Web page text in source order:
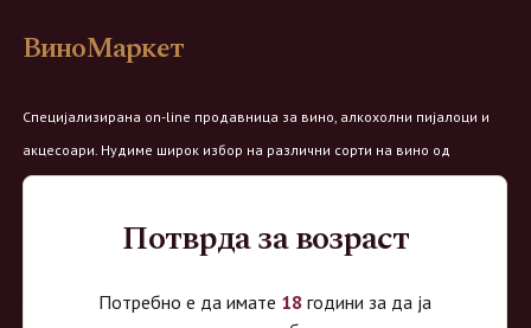
ВиноМаркет
Специјализирана on-line продавница за вино, алкохолни пијалоци и
акцесоари. Нудиме широк избор на различни сорти на вино од
домашните винарии, со избор на преку 8 винарии и 150 различни
Потврда за возраст
Потребно е да имате 18 години за да ја